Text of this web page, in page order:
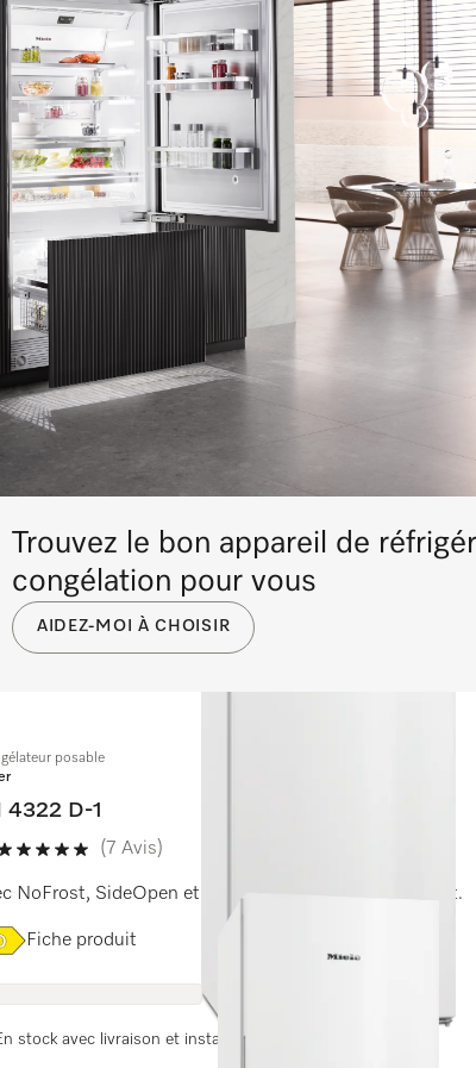
posable
4322 D-1
5 étoiles sur 5
(7 Avis)
NoFrost, SideOpen et box XXL pour un grand confort.
Online Label Flag, Etiquette énergétique
Fiche produit
stock avec livraison et installation gratuites
Trouvez le bon appareil de
congélation pour vous
AIDEZ-MOI À CHOISIR